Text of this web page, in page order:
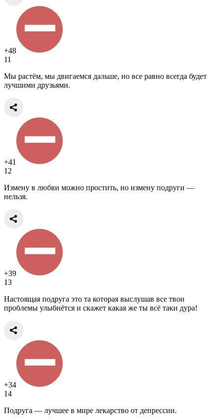
+48
11
Мы растём, мы двигаемся дальше, но все равно всегда будет
лучшими друзьями.
+41
12
Измену в любви можно простить, но измену подруги —
нельзя.
+39
13
Настоящая подруга это та которая выслушав все твои
проблемы улыбнётся и скажет какая же ты всё таки дура!
+34
14
Подруга — лучшее в мире лекарство от депрессии.